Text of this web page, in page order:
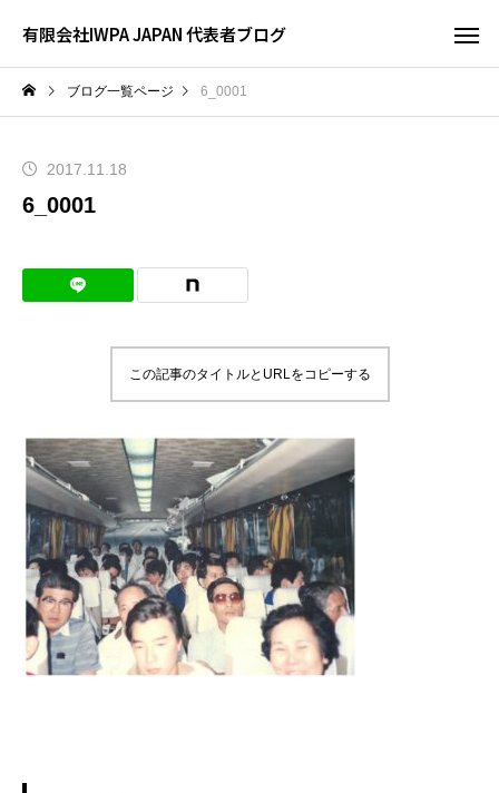
有限会社IWPA JAPAN 代表者ブログ
ブログ一覧ページ 6_0001
2017.11.18
6_0001
この記事のタイトルとURLをコピーする